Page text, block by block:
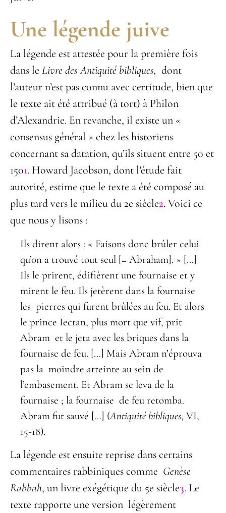
Une légende juive
La légende est attestée pour la première fois
dans le Livre des Antiquité bibliques, dont
l’auteur n’est pas connu avec certitude, bien que
le texte ait été attribué (à tort) à Philon
d’Alexandrie. En revanche, il existe un «
consensus général » chez les historiens
concernant sa datation, qu’ils situent entre 50 et
1501. Howard Jacobson, dont l’étude fait
autorité, estime que le texte a été composé au
plus tard vers le milieu du 2e siècle2.Voici ce
que nous y lisons :
Ils dirent alors : « Faisons donc brûler celui
qu’on a trouvé tout seul [= Abraham]. » […]
Ils le prirent, édifièrent une fournaise et y
mirent le feu. Ils jetèrent dans la fournaise
les pierres qui furent brûlées au feu. Et alors
le prince Iectan, plus mort que vif, prit
Abram et le jeta avec les briques dans la
fournaise de feu. […] Mais Abram n’éprouva
pas la moindre atteinte au sein de
l’embasement. Et Abram se leva de la
fournaise ; la fournaise de feu retomba.
Abram fut sauvé […] (Antiquité bibliques, VI,
15-18).
La légende est ensuite reprise dans certains
commentaires rabbiniques comme Genèse
Rabbah, un livre exégétique du 5e siècle3. Le
texte rapporte une version légèrement